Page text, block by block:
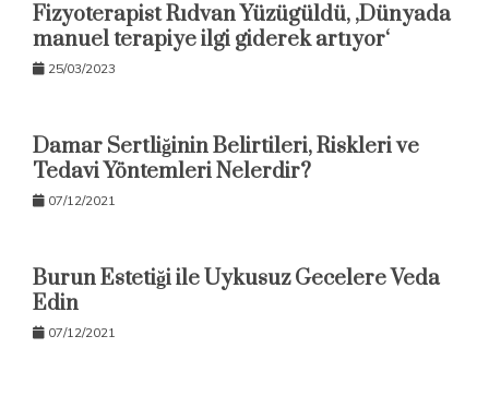
Fizyoterapist Rıdvan Yüzügüldü, ‚Dünyada
manuel terapiye ilgi giderek artıyor‘
25/03/2023
Damar Sertliğinin Belirtileri, Riskleri ve
Tedavi Yöntemleri Nelerdir?
07/12/2021
Burun Estetiği ile Uykusuz Gecelere Veda
Edin
07/12/2021